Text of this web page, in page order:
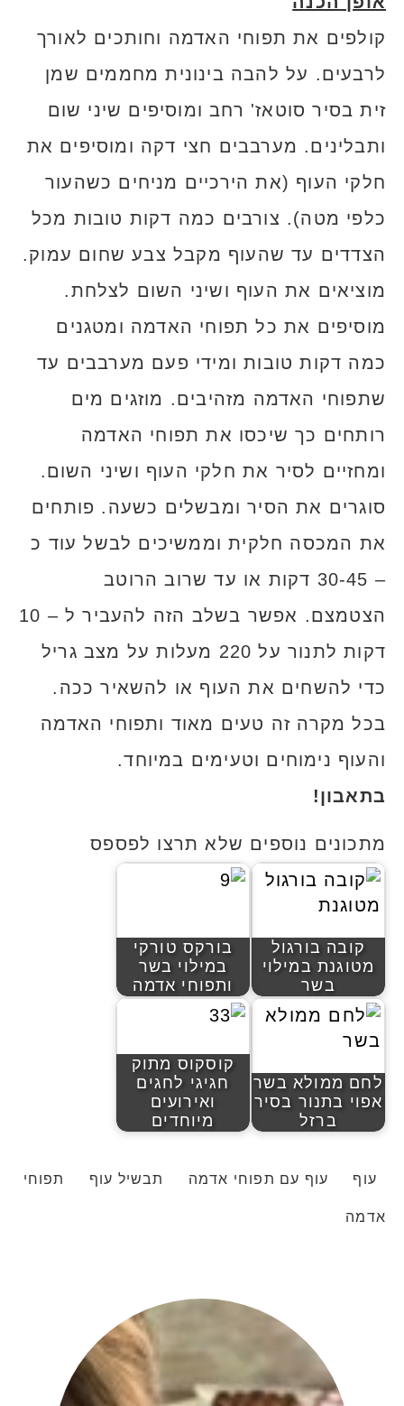
קולפים את תפוחי האדמה וחותכים לאורך
לרבעים. על להבה בינונית מחממים שמן
זית בסיר סוטאז' רחב ומוסיפים שיני שום
ותבלינים. מערבבים חצי דקה ומוסיפים את
חלקי העוף (את הירכיים מניחים כשהעור
כלפי מטה). צורבים כמה דקות טובות מכל
הצדדים עד שהעוף מקבל צבע שחום עמוק.
מוציאים את העוף ושיני השום לצלחת.
מוסיפים את כל תפוחי האדמה ומטגנים
כמה דקות טובות ומידי פעם מערבבים עד
שתפוחי האדמה מזהיבים. מוזגים מים
רותחים כך שיכסו את תפוחי האדמה
ומחזיים לסיר את חלקי העוף ושיני השום.
סוגרים את הסיר ומבשלים כשעה. פותחים
את המכסה חלקית וממשיכים לבשל עוד כ
– 30-45 דקות או עד שרוב הרוטב
הצטמצם. אפשר בשלב הזה להעביר ל – 10
דקות לתנור על 220 מעלות על מצב גריל
כדי להשחים את העוף או להשאיר ככה.
בכל מקרה זה טעים מאוד ותפוחי האדמה
והעוף נימוחים וטעימים במיוחד.
בתאבון!
מתכונים נוספים שלא תרצו לפספס
קובה בורגול
מטוגנת במילוי
בשר
בורקס טורקי
במילוי בשר
ותפוחי אדמה
לחם ממולא בשר
אפוי בתנור בסיר
ברזל
קוסקוס מתוק
חגיגי לחגים
ואירועים
מיוחדים
עוף עוף עם תפוחי אדמה תבשיל עוף תפוחי
אדמה